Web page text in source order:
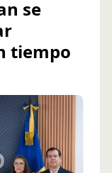
se
tiempo